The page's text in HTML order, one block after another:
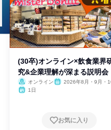
(30卒)オンライン×飲食業界
究&企業理解が深まる説明会
オンライン
2026年8月・9月・
1日
お気に入り